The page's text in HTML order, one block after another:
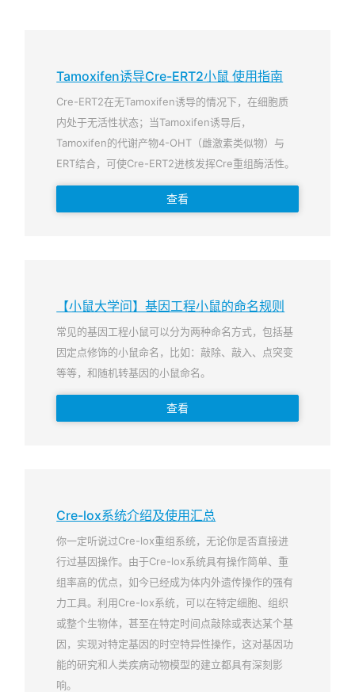
Tamoxifen诱导Cre-ERT2小鼠 使用指南
Cre-ERT2在无Tamoxifen诱导的情况下，在细胞质
内处于无活性状态；当Tamoxifen诱导后，
Tamoxifen的代谢产物4-OHT（雌激素类似物）与
ERT结合，可使Cre-ERT2进核发挥Cre重组酶活性。
查看
【小鼠大学问】基因工程小鼠的命名规则
常见的基因工程小鼠可以分为两种命名方式，包括基
因定点修饰的小鼠命名，比如：敲除、敲入、点突变
等等，和随机转基因的小鼠命名。
查看
Cre-lox系统介绍及使用汇总
你一定听说过Cre-lox重组系统，无论你是否直接进
行过基因操作。由于Cre-lox系统具有操作简单、重
组率高的优点，如今已经成为体内外遗传操作的强有
力工具。利用Cre-lox系统，可以在特定细胞、组织
或整个生物体，甚至在特定时间点敲除或表达某个基
因，实现对特定基因的时空特异性操作，这对基因功
能的研究和人类疾病动物模型的建立都具有深刻影
响。